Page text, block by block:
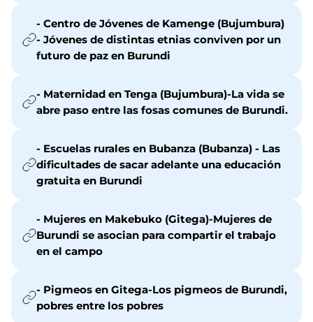
- Centro de Jóvenes de Kamenge (Bujumbura)
- Jóvenes de distintas etnias conviven por un
futuro de paz en Burundi
- Maternidad en Tenga (Bujumbura)-La vida se
abre paso entre las fosas comunes de Burundi.
- Escuelas rurales en Bubanza (Bubanza) - Las
dificultades de sacar adelante una educación
gratuita en Burundi
- Mujeres en Makebuko (Gitega)-Mujeres de
Burundi se asocian para compartir el trabajo
en el campo
- Pigmeos en Gitega-Los pigmeos de Burundi,
pobres entre los pobres